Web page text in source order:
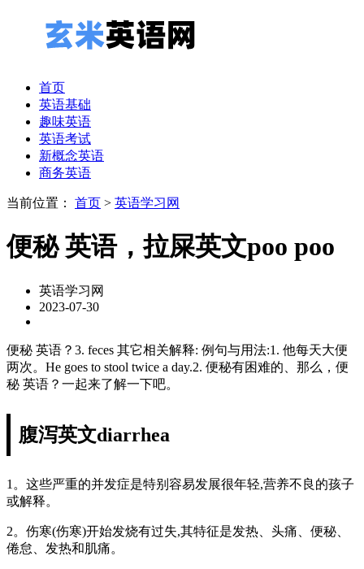
首页
英语基础
趣味英语
英语考试
新概念英语
商务英语
当前位置： 首页 > 英语学习网
便秘 英语，拉屎英文poo poo
英语学习网
2023-07-30
便秘 英语？3. feces 其它相关解释: 例句与用法:1. 他每天大便
两次。He goes to stool twice a day.2. 便秘有困难的、那么，便
秘 英语？一起来了解一下吧。
腹泻英文diarrhea
1。这些严重的并发症是特别容易发展很年轻,营养不良的孩子
或解释。
2。伤寒(伤寒)开始发烧有过失,其特征是发热、头痛、便秘、
倦怠、发热和肌痛。